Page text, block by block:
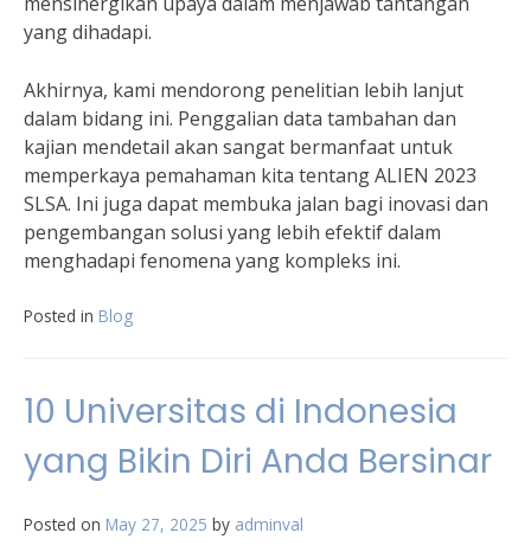
yang dihadapi.
Akhirnya, kami mendorong penelitian lebih lanjut
dalam bidang ini. Penggalian data tambahan dan
kajian mendetail akan sangat bermanfaat untuk
memperkaya pemahaman kita tentang ALIEN 2023
SLSA. Ini juga dapat membuka jalan bagi inovasi dan
pengembangan solusi yang lebih efektif dalam
menghadapi fenomena yang kompleks ini.
Posted in Blog
10 Universitas di Indonesia
yang Bikin Diri Anda Bersinar
Posted on May 27, 2025 by adminval